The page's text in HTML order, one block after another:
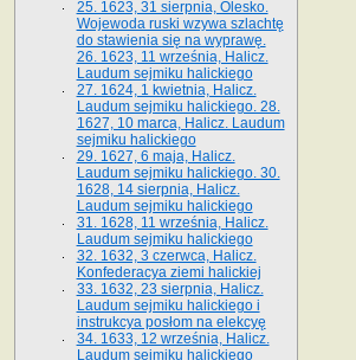
25. 1623, 31 sierpnia, Olesko.
Wojewoda ruski wzywa szlachtę
do stawienia się na wyprawę.
26. 1623, 11 września, Halicz.
Laudum sejmiku halickiego
27. 1624, 1 kwietnia, Halicz.
Laudum sejmiku halickiego. 28.
1627, 10 marca, Halicz. Laudum
sejmiku halickiego
29. 1627, 6 maja, Halicz.
Laudum sejmiku halickiego. 30.
1628, 14 sierpnia, Halicz.
Laudum sejmiku halickiego
31. 1628, 11 września, Halicz.
Laudum sejmiku halickiego
32. 1632, 3 czerwca, Halicz.
Konfederacya ziemi halickiej
33. 1632, 23 sierpnia, Halicz.
Laudum sejmiku halickiego i
instrukcya posłom na elekcyę
34. 1633, 12 września, Halicz.
Laudum sejmiku halickiego